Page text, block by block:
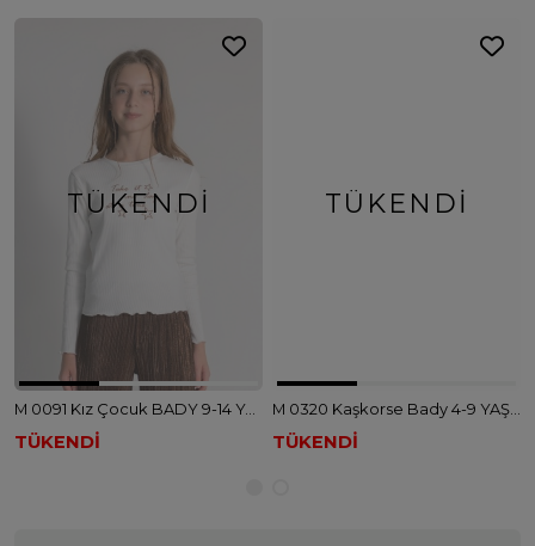
TÜKENDI
M 0091 Kız Çocuk BADY 9-14 YAŞ - EKRU
TÜKENDİ
TÜKENDI
TÜKENDİ